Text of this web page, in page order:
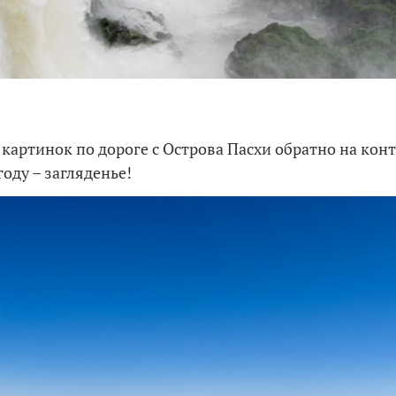
по дороге с Острова Пасхи обратно на
– загляденье!